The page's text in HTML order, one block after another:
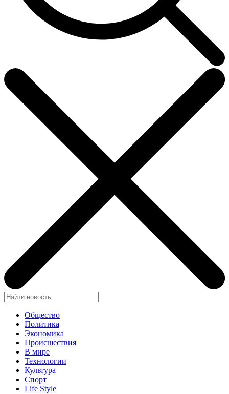
Общество
Политика
Экономика
Происшествия
В мире
Технологии
Культура
Спорт
Life Style